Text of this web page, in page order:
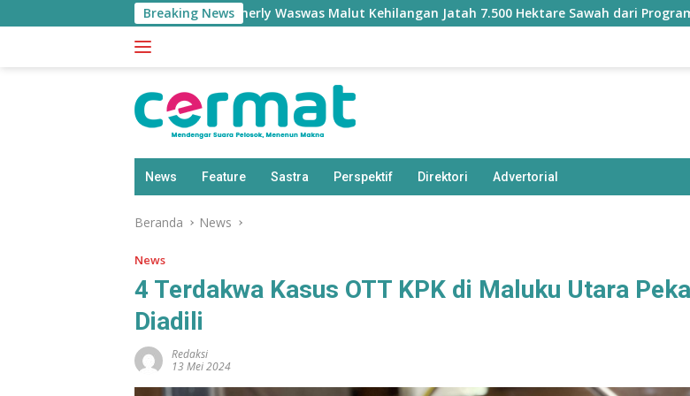
ke
Breaking News
Sherly Waswas Malut Kehilangan Jatah 7.500 Hektare Sawah dari Program Pusat
News Feature Sastra Perspektif Direktori Advertorial
Beranda News
News
4 Terdakwa Kasus OTT KPK di Maluku Utara
Diadili
Redaksi
13 Mei 2024